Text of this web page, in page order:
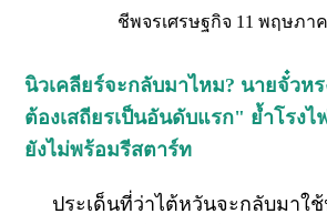
ชีพจรเศรษฐกิจ 11 พฤษภา
นิวเคลียร์จะกลับมาไหม? นายจั๋วห
ต้องเสถียรเป็นอันดับแรก" ย้ำโรงไ
ยังไม่พร้อมรีสตาร์ท
ประเด็นที่ว่าไต้หวันจะกลับมาใช้